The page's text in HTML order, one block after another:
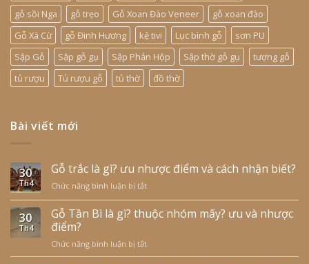
gỗ sồi Nga
gỗ trẹo Gỗ Xoan Đào Veneer
gỗ xoan đào
Gỗ Xà Cừ
gỗ Đinh Hương kệ tivi Lục bình gỗ
sơn PU
Sập Gỗ
Sập gỗ gụ Sập Phản Hộp Sập thờ gỗ gụ
tượng gỗ
tủ rượu
Tủ rượu gỗ tủ thờ đồ thờ
Bài viết mới
30
Th4
Gỗ trắc là gì? ưu nhược điểm và cách nhận biết?
Chức năng bình luận bị tắt
trắc
là
nhược
30
Th4
Gỗ Tần Bì là gì? thuộc nhóm mấy? ưu và nhược
điểm?
Chức năng bình luận bị tắt
Gỗ